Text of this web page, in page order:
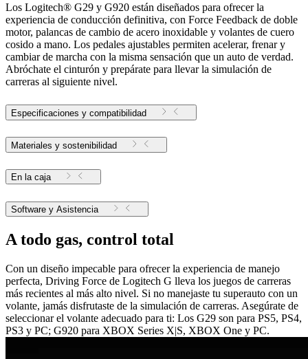
Los Logitech® G29 y G920 están diseñados para ofrecer la
experiencia de conducción definitiva, con Force Feedback de doble
motor, palancas de cambio de acero inoxidable y volantes de cuero
cosido a mano. Los pedales ajustables permiten acelerar, frenar y
cambiar de marcha con la misma sensación que un auto de verdad.
Abróchate el cinturón y prepárate para llevar la simulación de
carreras al siguiente nivel.
Especificaciones y compatibilidad
Materiales y sostenibilidad
En la caja
Software y Asistencia
A todo gas, control total
Con un diseño impecable para ofrecer la experiencia de manejo
perfecta, Driving Force de Logitech G lleva los juegos de carreras
más recientes al más alto nivel. Si no manejaste tu superauto con un
volante, jamás disfrutaste de la simulación de carreras. Asegúrate de
seleccionar el volante adecuado para ti: Los G29 son para PS5, PS4,
PS3 y PC; G920 para XBOX Series X|S, XBOX One y PC.